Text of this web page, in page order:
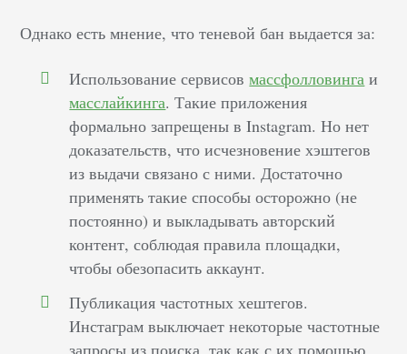
Однако есть мнение, что теневой бан выдается за:
Использование сервисовмассфолловинга и
масслайкинга. Такие приложения
формально запрещены в Instagram. Но нет
доказательств, что исчезновение хэштегов
из выдачи связано с ними. Достаточно
применять такие способы осторожно (не
постоянно) и выкладывать авторский
контент, соблюдая правила площадки,
чтобы обезопасить аккаунт.
Публикация частотных хештегов.
Инстаграм выключает некоторые частотные